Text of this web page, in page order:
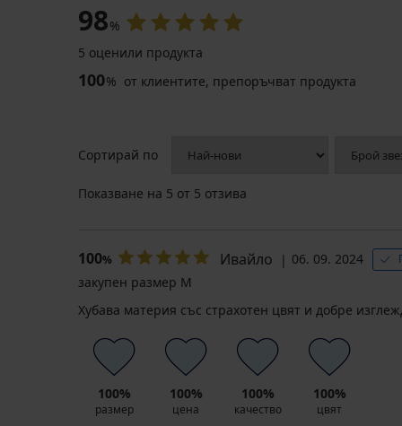
98%
5 оценили продукта
100% от клиентите, препоръчват продукта
Сортирай по
Показване на 5 от 5 отзива
100% Ивайло 06. 09. 2024
закупен размер M
Хубава материя със страхотен цвят и добре
100%
размер
100%
цена
100%
качество
100%
цвят